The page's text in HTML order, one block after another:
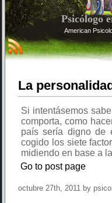
Psicólogo
American
La
Si intentásemos
comporta, como
país sería digno de
cogido los siete
midiendo en base a
Go to post page
octubre 27th, 2011 by